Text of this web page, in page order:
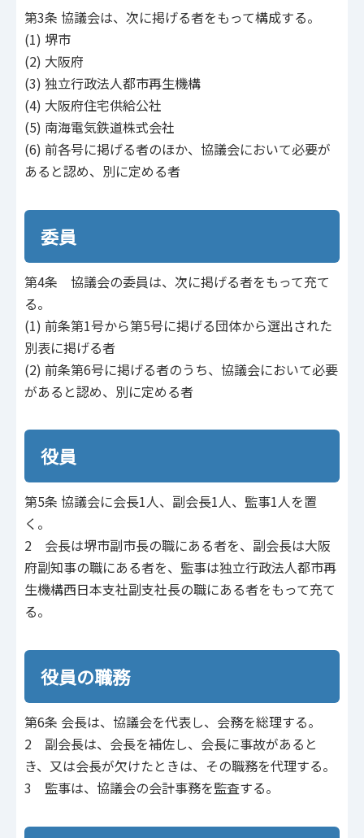
第3条 協議会は、次に掲げる者をもって構成する。
(1) 堺市
(2) 大阪府
(3) 独立行政法人都市再生機構
(4) 大阪府住宅供給公社
(5) 南海電気鉄道株式会社
(6) 前各号に掲げる者のほか、協議会において必要が
あると認め、別に定める者
委員
第4条 協議会の委員は、次に掲げる者をもって充て
る。
(1) 前条第1号から第5号に掲げる団体から選出された
別表に掲げる者
(2) 前条第6号に掲げる者のうち、協議会において必要
があると認め、別に定める者
役員
第5条 協議会に会長1人、副会長1人、監事1人を置
く。
2 会長は堺市副市長の職にある者を、副会長は大阪
府副知事の職にある者を、監事は独立行政法人都市再
生機構西日本支社副支社長の職にある者をもって充て
る。
役員の職務
第6条 会長は、協議会を代表し、会務を総理する。
2 副会長は、会長を補佐し、会長に事故があると
き、又は会長が欠けたときは、その職務を代理する。
3 監事は、協議会の会計事務を監査する。